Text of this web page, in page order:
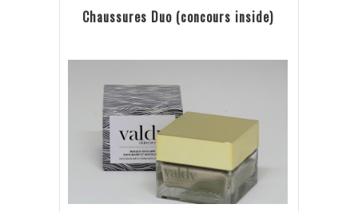
Chaussures Duo (concours inside)